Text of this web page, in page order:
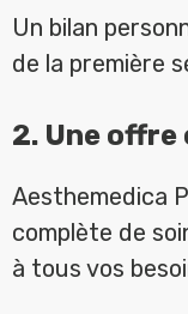
Un bilan
de la première
2. Une offre
Aesthemedica
complète de
à tous vos